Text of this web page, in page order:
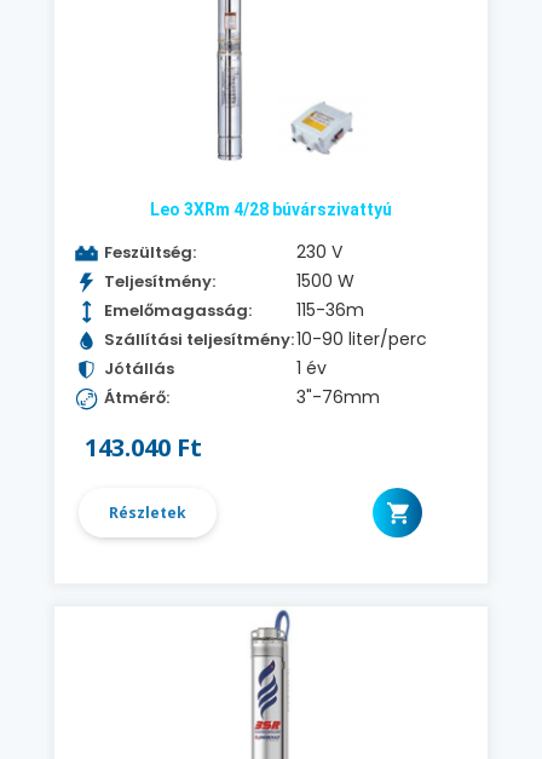
Leo 3XRm 4/28 búvárszivattyú
Feszültség: 230 V
Teljesítmény: 1500 W
Emelőmagasság: 115-36m
Szállítási teljesítmény:10-90 liter/perc
Jótállás 1 év
Átmérő: 3"-76mm
143.040 Ft
Részletek